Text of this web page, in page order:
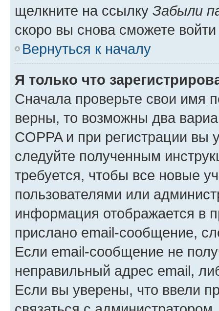
щелкните на ссылку Забыли
скоро вы снова сможете
Вернуться к началу
Я только что
Сначала проверьте свои имя
верны, то возможны два
COPPA и при регистрации вы
следуйте полученным
требуется, чтобы все новые
пользователями или
информация отображается в
прислано email-сообщение,
Если email-сообщение не
неправильный адрес email,
Если вы уверены, что ввели